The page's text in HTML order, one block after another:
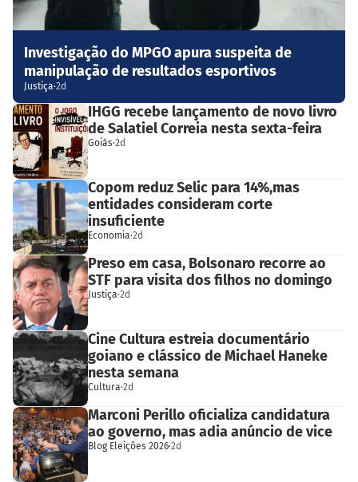
Investigação do MPGO apura suspeita de
manipulação de resultados esportivos
Justiça·2d
IHGG recebe lançamento de novo livro
de Salatiel Correia nesta sexta-feira
Goiás·2d
Copom reduz Selic para 14%,mas
entidades consideram corte
insuficiente
Economia·2d
Preso em casa, Bolsonaro recorre ao
STF para visita dos filhos no domingo
Justiça·2d
Cine Cultura estreia documentário
goiano e clássico de Michael Haneke
nesta semana
Cultura·2d
Marconi Perillo oficializa candidatura
ao governo, mas adia anúncio de vice
Blog Eleições 2026·2d